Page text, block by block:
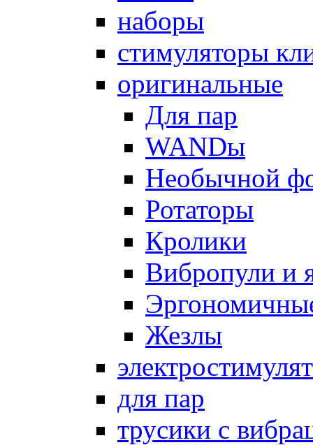
наборы
стимуляторы
оригинальные
Для пар
WANDы
Необычной
Ротаторы
Кролики
Вибропули и
Жезлы
для пар
трусики с